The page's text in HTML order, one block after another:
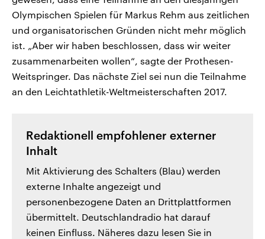
Olympischen Spielen für Markus Rehm aus zeitlichen
und organisatorischen Gründen nicht mehr möglich
ist. „Aber wir haben beschlossen, dass wir weiter
zusammenarbeiten wollen“, sagte der Prothesen-
Weitspringer. Das nächste Ziel sei nun die Teilnahme
an den Leichtathletik-Weltmeisterschaften 2017.
Redaktionell empfohlener externer
Inhalt
Mit Aktivierung des Schalters (Blau) werden
externe Inhalte angezeigt und
personenbezogene Daten an Drittplattformen
übermittelt. Deutschlandradio hat darauf
keinen Einfluss. Näheres dazu lesen Sie in